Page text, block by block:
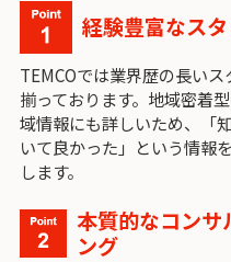
経験豊富なス
TEMCOでは業界歴の長いス
揃っております。地域密着
域情報にも詳しいため、「
いて良かった」という情報
します。
本質的なコンサ
ング